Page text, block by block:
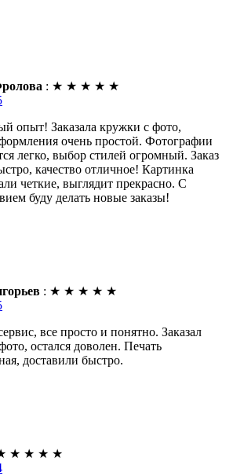
: ★ ★ ★ ★ ★
опыт! Заказала кружки с фото,
очень простой. Фотографии
легко, выбор стилей огромный. Заказ
качество отличное! Картинка
четкие, выглядит прекрасно. С
буду делать новые заказы!
: ★ ★ ★ ★ ★
все просто и понятно. Заказал
остался доволен. Печать
доставили быстро.
★ ★ ★ ★